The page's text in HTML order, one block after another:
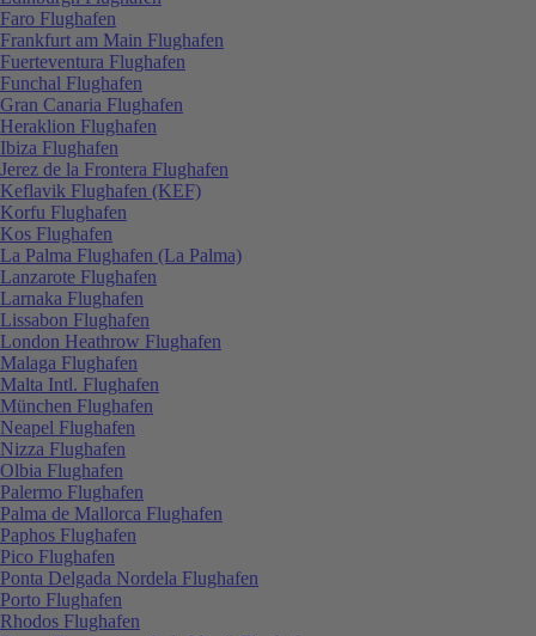
Faro Flughafen
Frankfurt am Main Flughafen
Fuerteventura Flughafen
Funchal Flughafen
Gran Canaria Flughafen
Heraklion Flughafen
Ibiza Flughafen
Jerez de la Frontera Flughafen
Keflavik Flughafen (KEF)
Korfu Flughafen
Kos Flughafen
La Palma Flughafen (La Palma)
Lanzarote Flughafen
Larnaka Flughafen
Lissabon Flughafen
London Heathrow Flughafen
Malaga Flughafen
Malta Intl. Flughafen
München Flughafen
Neapel Flughafen
Nizza Flughafen
Olbia Flughafen
Palermo Flughafen
Palma de Mallorca Flughafen
Paphos Flughafen
Pico Flughafen
Ponta Delgada Nordela Flughafen
Porto Flughafen
Rhodos Flughafen